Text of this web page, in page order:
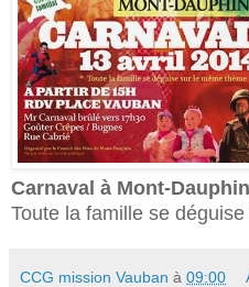
Carnaval à Mont-Dauphin
Toute la famille se déguise
CCG mission Vauban à 09:00